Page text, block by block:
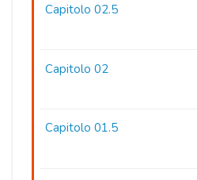
Capitolo 02.5
Capitolo 02
Capitolo 01.5